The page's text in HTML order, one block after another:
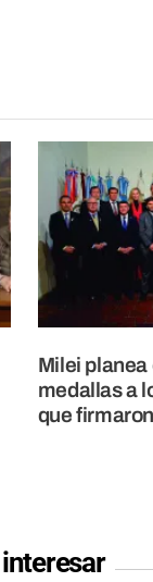
Milei
medallas a
que
interesar